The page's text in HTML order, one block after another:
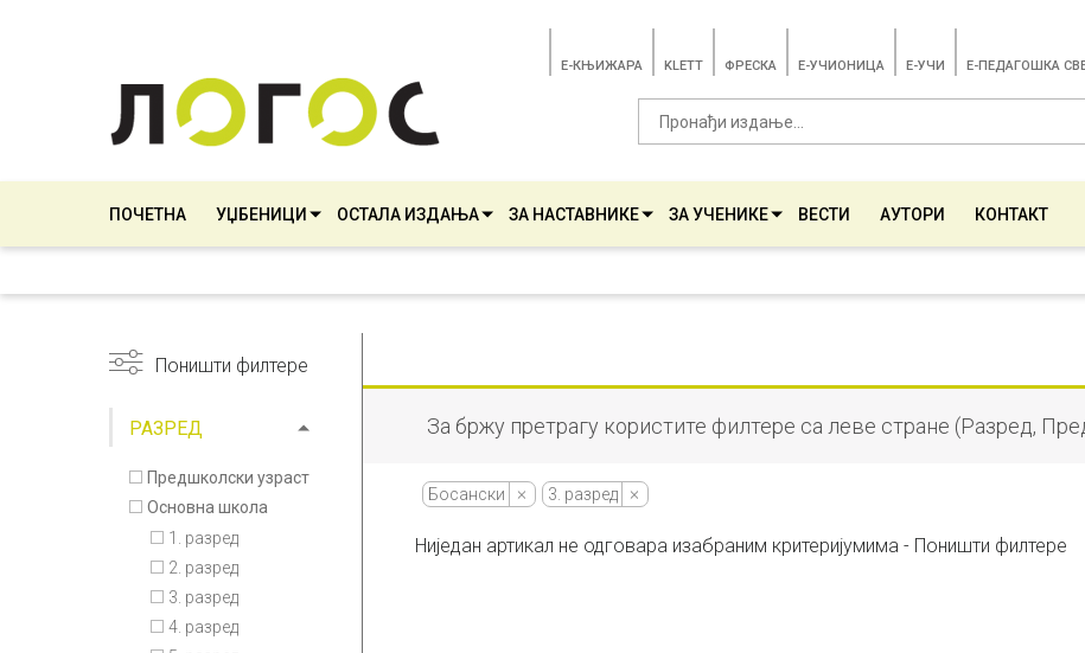
E-КЊИЖАРА KLETT ФРЕСКА E-УЧИОНИЦА E-УЧИ Е-ПЕДАГОШКА
ПОЧЕТНА УЏБЕНИЦИ ОСТАЛА ИЗДАЊА ЗА НАСТАВНИКЕ ЗА УЧЕНИКЕ ВЕСТИ АУТОРИ КОНТАКТ
Поништи филтере
РАЗРЕД
Предшколски узраст
Основна школа
1. разред
2. разред
3. разред
4. разред
За бржу претрагу користите филтере са леве стране (Разред,
Босански 3. разред
Ниједан артикал не одговара изабраним критеријумима - Поништи филтере